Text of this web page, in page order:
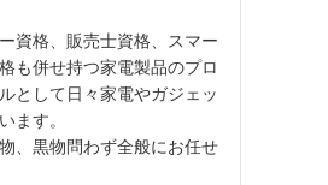
資格、販売士資格、スマー
も併せ持つ家電製品のプロ
として日々家電やガジェッ
ます。
、黒物問わず全般にお任せ